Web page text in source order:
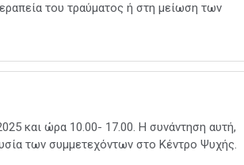
του τραύματος ή στη μείωση των
και ώρα 10.00- 17.00. Η συνάντηση αυτή,
των συμμετεχόντων στο Κέντρο Ψυχής.